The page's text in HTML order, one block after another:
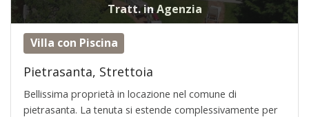
Tratt. in Agenzia
Villa con Piscina
Pietrasanta, Strettoia
Bellissima proprietà in locazione nel comune di
pietrasanta. La tenuta si estende complessivamente per